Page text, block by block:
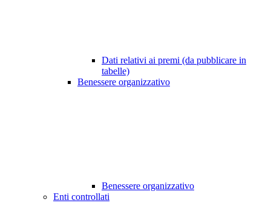
Dati relativi ai premi (da pubblicare in
tabelle)
Benessere organizzativo
Benessere organizzativo
Enti controllati